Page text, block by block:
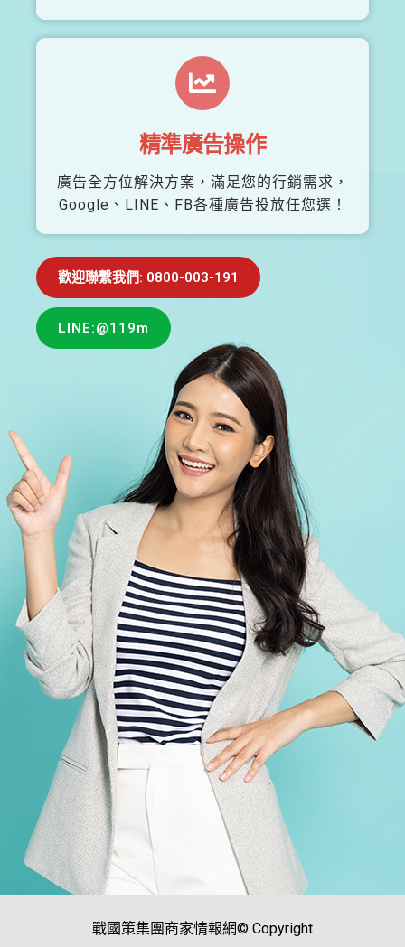
精準廣告操作
廣告全方位解決方案，滿足您的行銷需求，
Google、LINE、FB各種廣告投放任您選！
歡迎聯繫我們: 0800-003-191
LINE:@119m
戰國策集團商家情報網© Copyright